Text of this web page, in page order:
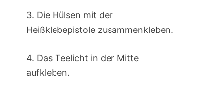
3. Die Hülsen mit der
Heißklebepistole zusammenkleben.
4. Das Teelicht in der Mitte
aufkleben.